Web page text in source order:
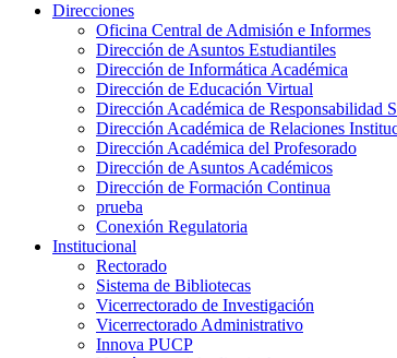
Direcciones
Oficina Central de Admisión e Informes
Dirección de Asuntos Estudiantiles
Dirección de Informática Académica
Dirección de Educación Virtual
Dirección Académica de Responsabilidad
Dirección Académica de Relaciones
Dirección Académica del Profesorado
Dirección de Asuntos Académicos
Dirección de Formación Continua
prueba
Conexión Regulatoria
Institucional
Rectorado
Sistema de Bibliotecas
Vicerrectorado de Investigación
Vicerrectorado Administrativo
Innova PUCP